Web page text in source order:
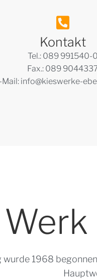
Kontakt
Tel.: 089 991540-0
Fax.: 089
Mail: info@kieswerke-
Werk
1968